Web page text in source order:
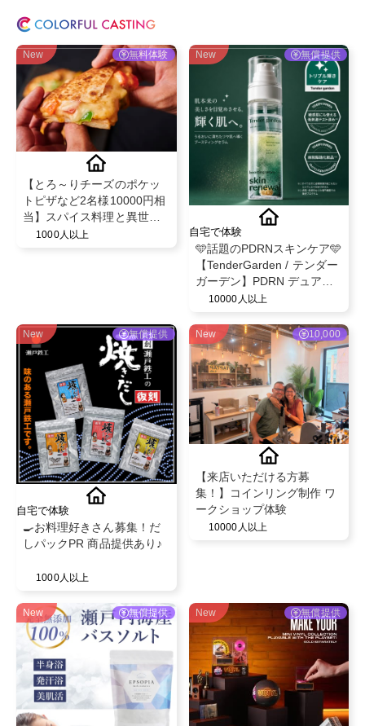
New 無料体験
【とろ～りチーズのポケッ
トピザなど2名様10000円相
当】スパイス料理と異世界
空間で話題のビストロ"MAD
1000人以上
New 無償提供
自宅で体験
🩵話題のPDRNスキンケア🩵
【TenderGarden / テンダー
ガーデン】PDRN デュアル
ブースト 美容液ミスト モニ
10000人以上
New 無償提供
自宅で体験
🍳お料理好きさん募集！だ
しパックPR 商品提供あり♪
1000人以上
New 10,000
【来店いただける方募
集！】コインリング制作 ワ
ークショップ体験
10000人以上
New 無償提供 New 無償提供